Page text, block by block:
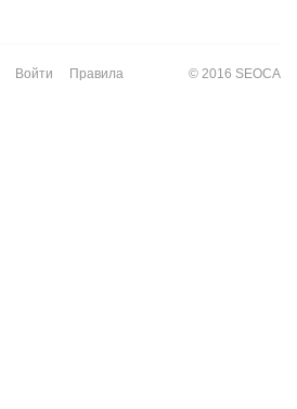
Войти Правила © 2016 SEOCA